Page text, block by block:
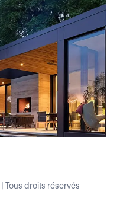
Tous droits réservés